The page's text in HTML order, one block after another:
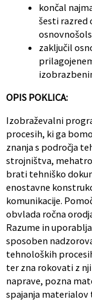
končal
šesti razred
zaključil
OPIS POKLICA:
Izobraževalni
procesih, ki ga
znanja s področja
strojništva,
brati tehniško
enostavne
komunikacije.
obvlada ročna
Razume in
sposoben
tehnoloških
ter zna rokovati z
naprave, pozna
spajanja materialov